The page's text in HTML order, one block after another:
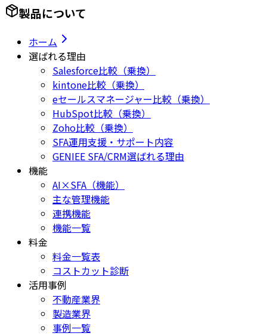
製品について
ホーム
選ばれる理由
Salesforce比較（乗換）
kintone比較（乗換）
eセールスマネージャー比較（乗換）
HubSpot比較（乗換）
Zoho比較（乗換）
SFA運用支援・サポート内容
GENIEE SFA/CRM選ばれる理由
機能
AI×SFA（機能）
主な管理機能
連携機能
機能一覧
料金
料金一覧表
コストカット診断
活用事例
不動産業界
製造業界
事例一覧